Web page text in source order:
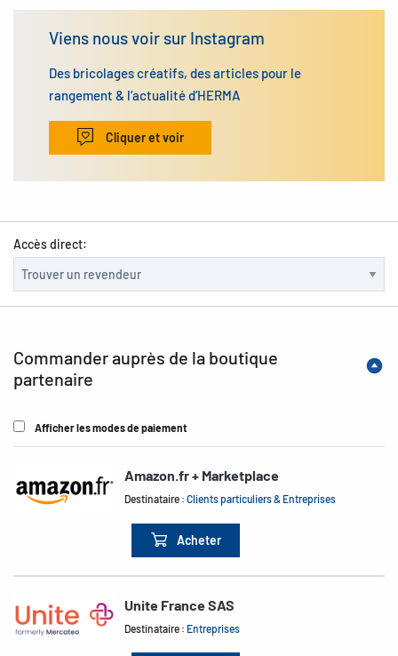
Viens nous voir sur Instagram
Des bricolages créatifs, des articles pour le
rangement & l’actualité d’HERMA
Cliquer et voir
Accès direct:
Commander auprès de la boutique
partenaire
Afficher les modes de paiement
Amazon.fr + Marketplace
Destinataire :Clients particuliers & Entreprises
Acheter
Unite France SAS
Destinataire : Entreprises